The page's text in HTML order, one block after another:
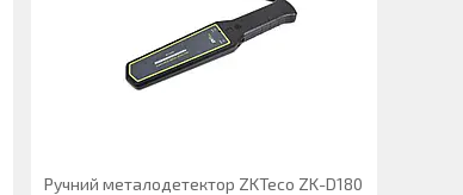
Ручний металодетектор ZKTeco ZK-D180